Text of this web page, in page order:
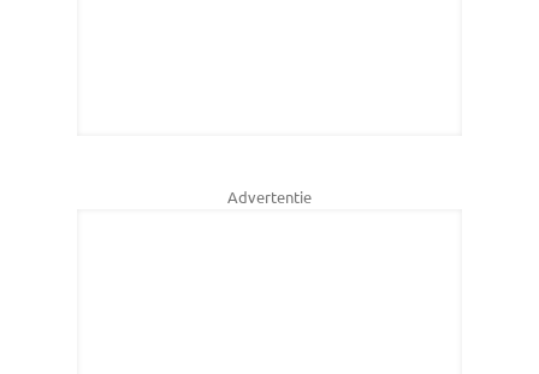
Advertentie